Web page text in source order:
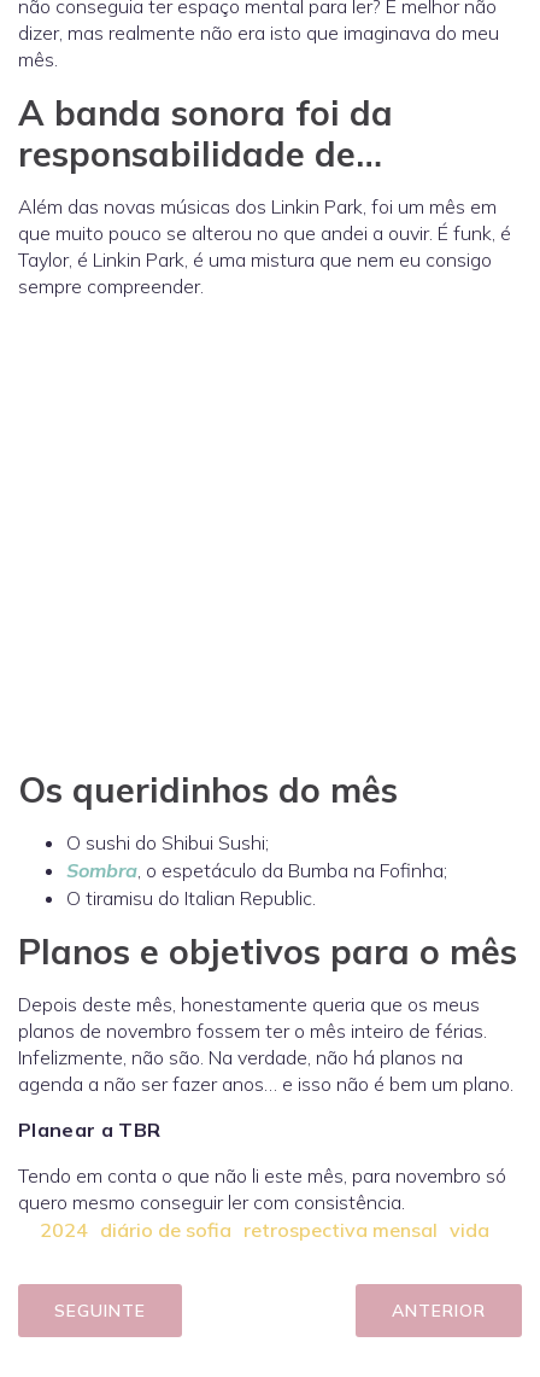
não conseguia ter espaço mental para ler? É melhor não
dizer, mas realmente não era isto que imaginava do meu
mês.
A banda sonora foi da
responsabilidade de…
Além das novas músicas dos Linkin Park, foi um mês em
que muito pouco se alterou no que andei a ouvir. É funk, é
Taylor, é Linkin Park, é uma mistura que nem eu consigo
sempre compreender.
Os queridinhos do mês
O sushi do Shibui Sushi;
Sombra, o espetáculo da Bumba na Fofinha;
O tiramisu do Italian Republic.
Planos e objetivos para o mês
Depois deste mês, honestamente queria que os meus
planos de novembro fossem ter o mês inteiro de férias.
Infelizmente, não são. Na verdade, não há planos na
agenda a não ser fazer anos… e isso não é bem um plano.
Planear a TBR
Tendo em conta o que não li este mês, para novembro só
quero mesmo conseguir ler com consistência.
2024 diário de sofia retrospectiva mensal vida
SEGUINTE ANTERIOR